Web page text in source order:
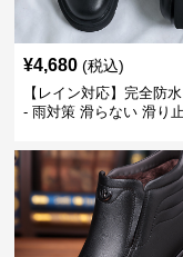
¥4,680 (税込)
【レイン対応】完全防
- 雨対策 滑らない 滑り